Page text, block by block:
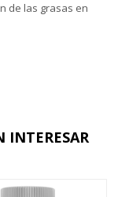
de las grasas en
INTERESAR